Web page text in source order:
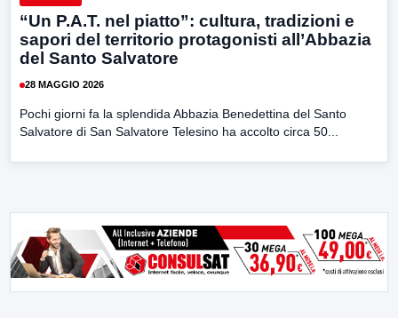
“Un P.A.T. nel piatto”: cultura, tradizioni e
sapori del territorio protagonisti all’Abbazia
del Santo Salvatore
28 MAGGIO 2026
Pochi giorni fa la splendida Abbazia Benedettina del Santo
Salvatore di San Salvatore Telesino ha accolto circa 50...